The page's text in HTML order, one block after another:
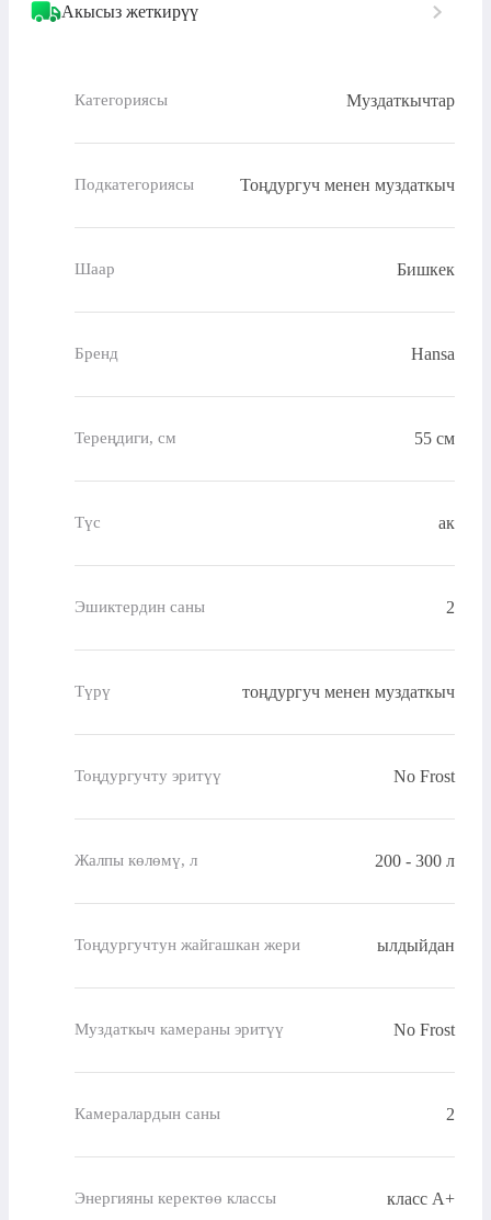
Акысыз жеткирүү
Категориясы Муздаткычтар
Подкатегориясы Тоңдургуч менен муздаткыч
Шаар Бишкек
Бренд Hansa
Тереңдиги, см 55 см
Түс ак
Эшиктердин саны 2
Түрү тоңдургуч менен муздаткыч
Тоңдургучту эритүү No Frost
Жалпы көлөмү, л 200 - 300 л
Тоңдургучтун жайгашкан жери ылдыйдан
Муздаткыч камераны эритүү No Frost
Камералардын саны 2
Энергияны керектөө классы класс A+